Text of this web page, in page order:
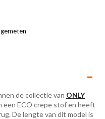
de collectie van ONLY
een ECO crepe stof en heeft
De lengte van dit model is